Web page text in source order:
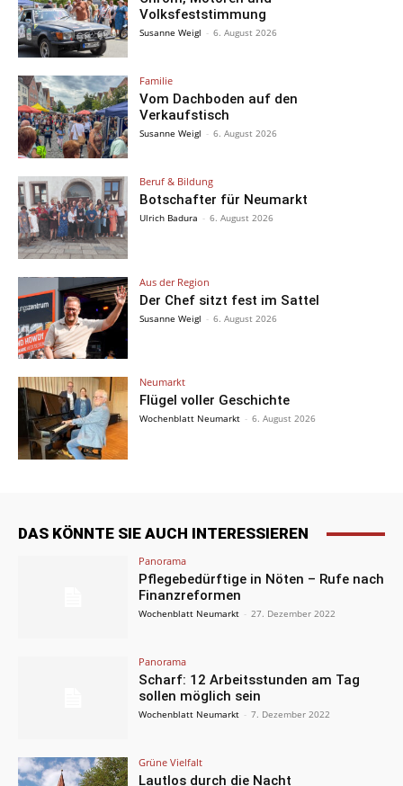
Volksfeststimmung
Susanne Weigl - 6. August 2026
Familie
Vom Dachboden auf den
Verkaufstisch
Susanne Weigl - 6. August 2026
Beruf & Bildung
Botschafter für Neumarkt
Ulrich Badura - 6. August 2026
Aus der Region
Der Chef sitzt fest im Sattel
Susanne Weigl - 6. August 2026
Neumarkt
Flügel voller Geschichte
Wochenblatt Neumarkt - 6. August 2026
DAS KÖNNTE SIE AUCH INTERESSIEREN
Panorama
Pflegebedürftige in Nöten – Rufe nach
Finanzreformen
Wochenblatt Neumarkt - 27. Dezember 2022
Panorama
Scharf: 12 Arbeitsstunden am Tag
sollen möglich sein
Wochenblatt Neumarkt - 7. Dezember 2022
Grüne Vielfalt
Lautlos durch die Nacht